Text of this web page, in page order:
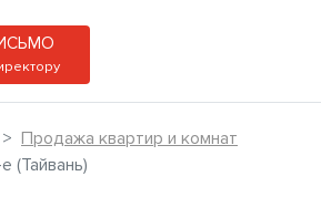
Продажа квартир и комнат
(Тайвань)